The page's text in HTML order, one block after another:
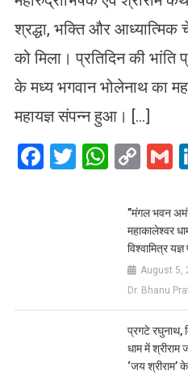
श्रद्धा, भक्ति और
को मिला। प्रतिदिन की भांति
के मध्य भगवान भोलेनाथ का
महायज्ञ संपन्न हुआ। […]
Facebook
Twitter
​”मंगल भवन
महाकालेश्वर
विश्वामित्र
August 5,
Dr. Bhanu
प्रगटे रघुनाथ,
धाम में
‘जय श्रीराम’